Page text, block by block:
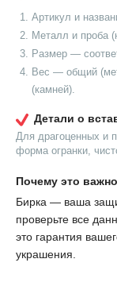
Артикул и
Металл и проба
Размер —
Вес — общий
(камней).
Детали о
Для драгоценных и
форма огранки,
Почему это
Бирка — ваша
проверьте все
это гарантия
украшения.